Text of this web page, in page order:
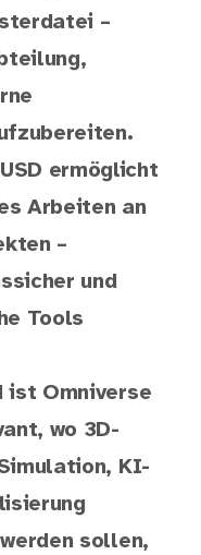
–
ermöglicht
Arbeiten an
–
und
Tools
ist Omniverse
wo 3D-
KI-
sollen,